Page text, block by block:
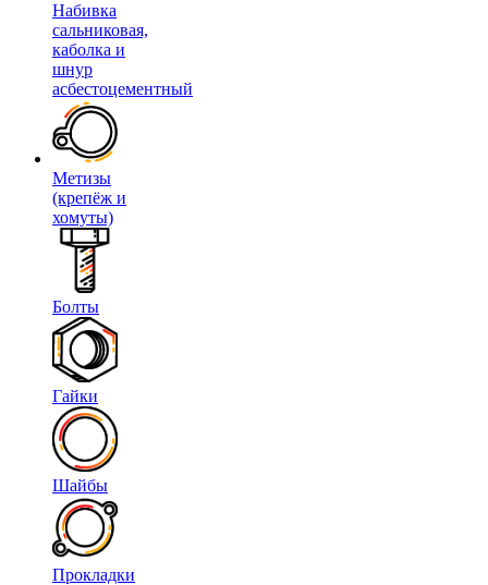
Набивка
сальниковая,
каболка и
шнур
асбестоцементный
Метизы
(крепёж и
хомуты)
Болты
Гайки
Шайбы
Прокладки